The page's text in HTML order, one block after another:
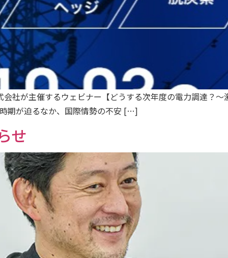
社が主催するウェビナー【どうする次年度の電力調達？
期が迫るなか、国際情勢の不安 […]
せ